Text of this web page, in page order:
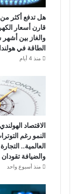
هل تدفع أكثر من
قارن أسعار
والغاز بين
الطاقة في هولندا
منذ 4 أيام
الاقتصاد
النمو رغم
العالمية.. التجارة
والضيافة تقودان
منذ أسبوع واحد